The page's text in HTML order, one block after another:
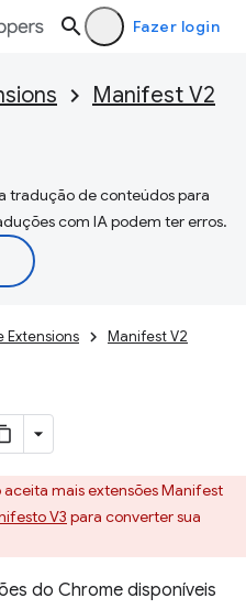
Fazer login
Manifest V2
tradução de conteúdos para
com IA podem ter erros.
Extensions Manifest V2
mais extensões Manifest
V3 para converter sua
do Chrome disponíveis